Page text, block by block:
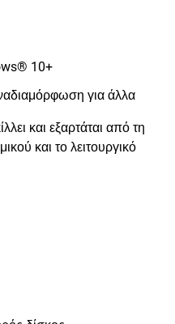
10+
για άλλα
και εξαρτάται από τη
και το λειτουργικό